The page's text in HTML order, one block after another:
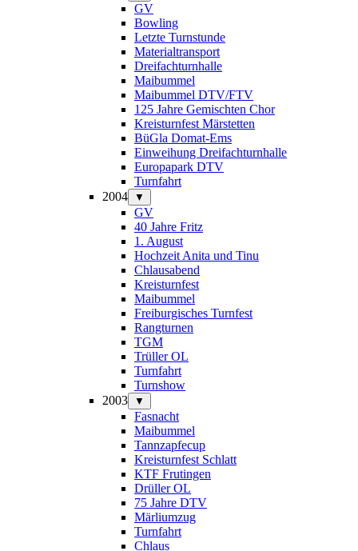
GV
Bowling
Letzte Turnstunde
Materialtransport
Dreifachturnhalle
Maibummel
Maibummel DTV/FTV
125 Jahre Gemischten Chor
Kreisturnfest Märstetten
BüGla Domat-Ems
Einweihung Dreifachturnhalle
Europapark DTV
Turnfahrt
2004
▼
GV
40 Jahre Fritz
1. August
Hochzeit Anita und Tinu
Chlausabend
Kreisturnfest
Maibummel
Freiburgisches Turnfest
Rangturnen
TGM
Trüller OL
Turnfahrt
Turnshow
2003
▼
Fasnacht
Maibummel
Tannzapfecup
Kreisturnfest Schlatt
KTF Frutingen
Drüller OL
75 Jahre DTV
Märliumzug
Turnfahrt
Chlaus